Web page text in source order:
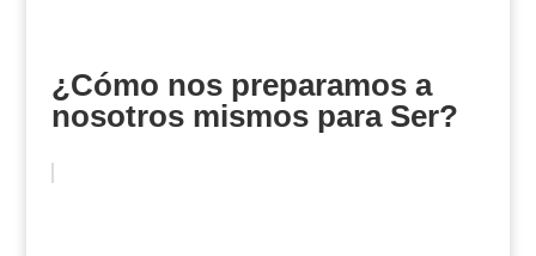
¿Cómo nos preparamos a
nosotros mismos para Ser?